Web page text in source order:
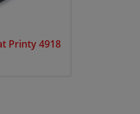
Printy 4918